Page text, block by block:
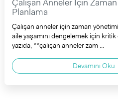
Çalışan Anneler İçin
Planlama
Çalışan anneler için zaman
aile yaşamını dengelemek için
yazıda, **çalışan anneler zam ...
Devamını Oku